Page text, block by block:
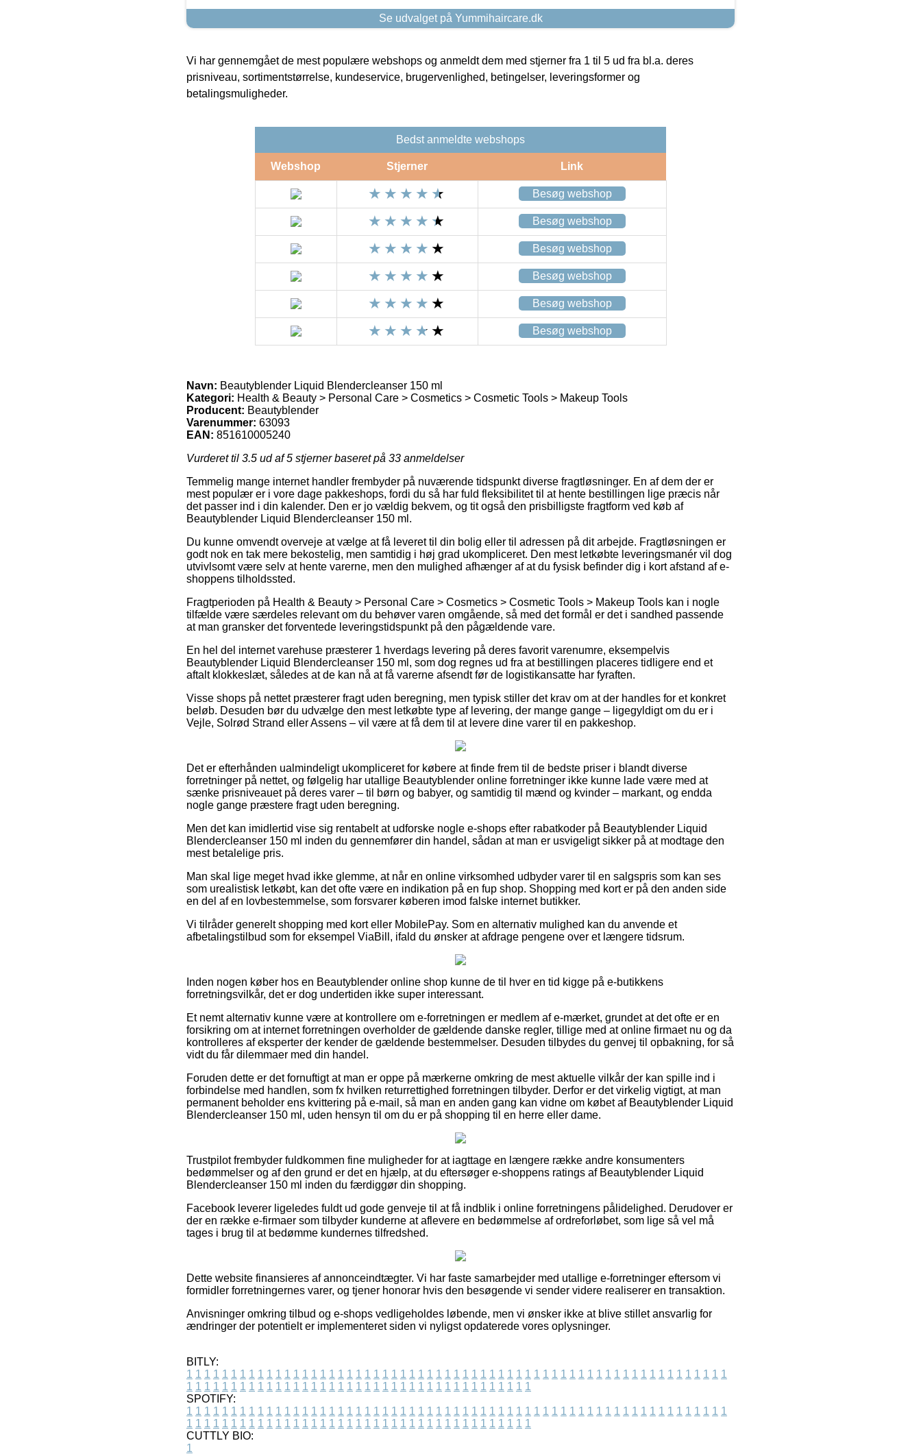
Se udvalget på Yummihaircare.dk
Vi har gennemgået de mest populære webshops og anmeldt dem med stjerner fra 1 til 5 ud fra bl.a. deres
prisniveau, sortimentstørrelse, kundeservice, brugervenlighed, betingelser, leveringsformer og
betalingsmuligheder.
Bedst anmeldte webshops
Webshop Stjerner Link
Besøg webshop
Besøg webshop
Besøg webshop
Besøg webshop
Besøg webshop
Besøg webshop
Navn: Beautyblender Liquid Blendercleanser 150 ml
Kategori: Health & Beauty > Personal Care > Cosmetics > Cosmetic Tools > Makeup Tools
Producent: Beautyblender
Varenummer: 63093
EAN: 851610005240
Vurderet til 3.5 ud af 5 stjerner baseret på 33 anmeldelser
Temmelig mange internet handler frembyder på nuværende tidspunkt diverse fragtløsninger. En af dem der er
mest populær er i vore dage pakkeshops, fordi du så har fuld fleksibilitet til at hente bestillingen lige præcis når
det passer ind i din kalender. Den er jo vældig bekvem, og tit også den prisbilligste fragtform ved køb af
Beautyblender Liquid Blendercleanser 150 ml.
Du kunne omvendt overveje at vælge at få leveret til din bolig eller til adressen på dit arbejde. Fragtløsningen er
godt nok en tak mere bekostelig, men samtidig i høj grad ukompliceret. Den mest letkøbte leveringsmanér vil dog
utvivlsomt være selv at hente varerne, men den mulighed afhænger af at du fysisk befinder dig i kort afstand af e-
shoppens tilholdssted.
Fragtperioden på Health & Beauty > Personal Care > Cosmetics > Cosmetic Tools > Makeup Tools kan i nogle
tilfælde være særdeles relevant om du behøver varen omgående, så med det formål er det i sandhed passende
at man gransker det forventede leveringstidspunkt på den pågældende vare.
En hel del internet varehuse præsterer 1 hverdags levering på deres favorit varenumre, eksempelvis
Beautyblender Liquid Blendercleanser 150 ml, som dog regnes ud fra at bestillingen placeres tidligere end et
aftalt klokkeslæt, således at de kan nå at få varerne afsendt før de logistikansatte har fyraften.
Visse shops på nettet præsterer fragt uden beregning, men typisk stiller det krav om at der handles for et konkret
beløb. Desuden bør du udvælge den mest letkøbte type af levering, der mange gange – ligegyldigt om du er i
Vejle, Solrød Strand eller Assens – vil være at få dem til at levere dine varer til en pakkeshop.
Det er efterhånden ualmindeligt ukompliceret for købere at finde frem til de bedste priser i blandt diverse
forretninger på nettet, og følgelig har utallige Beautyblender online forretninger ikke kunne lade være med at
sænke prisniveauet på deres varer – til børn og babyer, og samtidig til mænd og kvinder – markant, og endda
nogle gange præstere fragt uden beregning.
Men det kan imidlertid vise sig rentabelt at udforske nogle e-shops efter rabatkoder på Beautyblender Liquid
Blendercleanser 150 ml inden du gennemfører din handel, sådan at man er usvigeligt sikker på at modtage den
mest betalelige pris.
Man skal lige meget hvad ikke glemme, at når en online virksomhed udbyder varer til en salgspris som kan ses
som urealistisk letkøbt, kan det ofte være en indikation på en fup shop. Shopping med kort er på den anden side
en del af en lovbestemmelse, som forsvarer køberen imod falske internet butikker.
Vi tilråder generelt shopping med kort eller MobilePay. Som en alternativ mulighed kan du anvende et
afbetalingstilbud som for eksempel ViaBill, ifald du ønsker at afdrage pengene over et længere tidsrum.
Inden nogen køber hos en Beautyblender online shop kunne de til hver en tid kigge på e-butikkens
forretningsvilkår, det er dog undertiden ikke super interessant.
Et nemt alternativ kunne være at kontrollere om e-forretningen er medlem af e-mærket, grundet at det ofte er en
forsikring om at internet forretningen overholder de gældende danske regler, tillige med at online firmaet nu og da
kontrolleres af eksperter der kender de gældende bestemmelser. Desuden tilbydes du genvej til opbakning, for så
vidt du får dilemmaer med din handel.
Foruden dette er det fornuftigt at man er oppe på mærkerne omkring de mest aktuelle vilkår der kan spille ind i
forbindelse med handlen, som fx hvilken returrettighed forretningen tilbyder. Derfor er det virkelig vigtigt, at man
permanent beholder ens kvittering på e-mail, så man en anden gang kan vidne om købet af Beautyblender Liquid
Blendercleanser 150 ml, uden hensyn til om du er på shopping til en herre eller dame.
Trustpilot frembyder fuldkommen fine muligheder for at iagttage en længere række andre konsumenters
bedømmelser og af den grund er det en hjælp, at du eftersøger e-shoppens ratings af Beautyblender Liquid
Blendercleanser 150 ml inden du færdiggør din shopping.
Facebook leverer ligeledes fuldt ud gode genveje til at få indblik i online forretningens pålidelighed. Derudover er
der en række e-firmaer som tilbyder kunderne at aflevere en bedømmelse af ordreforløbet, som lige så vel må
tages i brug til at bedømme kundernes tilfredshed.
Dette website finansieres af annonceindtægter. Vi har faste samarbejder med utallige e-forretninger eftersom vi
formidler forretningernes varer, og tjener honorar hvis den besøgende vi sender videre realiserer en transaktion.
Anvisninger omkring tilbud og e-shops vedligeholdes løbende, men vi ønsker ikke at blive stillet ansvarlig for
ændringer der potentielt er implementeret siden vi nyligst opdaterede vores oplysninger.
BITLY:
1 1 1 1 1 1 1 1 1 1 1 1 1 1 1 1 1 1 1 1 1 1 1 1 1 1 1 1 1 1 1 1 1 1 1 1 1 1 1 1 1 1 1 1 1 1 1 1 1 1 1 1 1 1 1 1 1 1 1 1 1
1 1 1 1 1 1 1 1 1 1 1 1 1 1 1 1 1 1 1 1 1 1 1 1 1 1 1 1 1 1 1 1 1 1 1 1 1 1 1
SPOTIFY:
1 1 1 1 1 1 1 1 1 1 1 1 1 1 1 1 1 1 1 1 1 1 1 1 1 1 1 1 1 1 1 1 1 1 1 1 1 1 1 1 1 1 1 1 1 1 1 1 1 1 1 1 1 1 1 1 1 1 1 1 1
1 1 1 1 1 1 1 1 1 1 1 1 1 1 1 1 1 1 1 1 1 1 1 1 1 1 1 1 1 1 1 1 1 1 1 1 1 1 1
CUTTLY BIO:
1